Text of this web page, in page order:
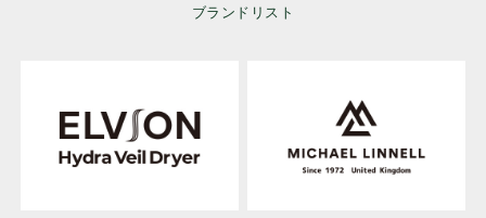
ブランドリスト